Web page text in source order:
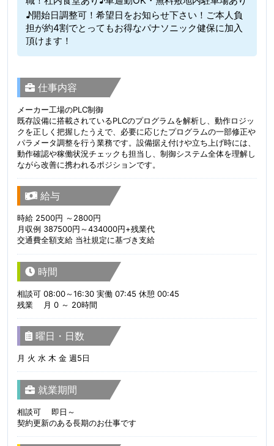
♪開始日調整可！希望日をお知らせ下さい！ご本人負
担が約4割でとってもお得なパナソニック健保に加入
頂けます！
仕事内容
メーカー工場のPLC制御
既存設備に搭載されているPLCのプログラムを解析し、動作ロジッ
クを正しく把握したうえで、必要に応じたプログラムの一部修正や
パラメータ調整を行う業務です。設備据え付けや立ち上げ時には、
動作確認や稼働状況チェックも担当し、制御システム全体を理解し
ながら改善に携われるポジションです。
給与
時給 2500円 ～2800円
月収例 387500円～434000円+残業代
交通費全額支給 当社規定に基づき支給
時間
相談可 08:00～16:30 実働 07:45 休憩 00:45
残業 月 0 ～ 20時間
曜日・日数
月 火 水 木 金 週5日
就業期間
相談可 即日～
契約更新のある長期のお仕事です